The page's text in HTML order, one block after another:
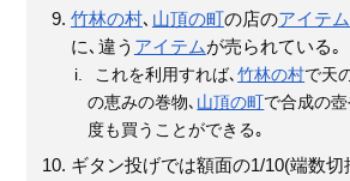
竹林の村､ 山頂の町の店のアイテム
に､違う アイテムが売られている｡
これを利用すれば､竹林の村で天
の恵みの巻物､ 山頂の町で合成の
度も買うことができる｡
ギタン投げでは額面の1/10(端数切